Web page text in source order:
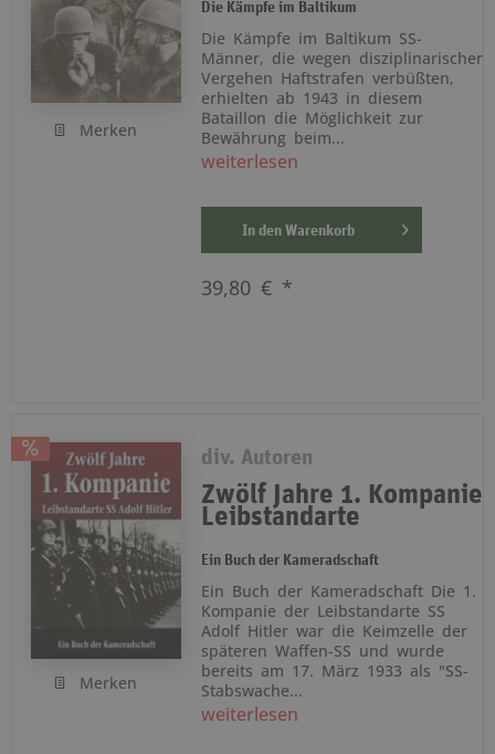
Merken
Die Kämpfe im Baltikum
Die Kämpfe im Baltikum SS-
Männer, die wegen disziplinarischer
Vergehen Haftstrafen verbüßten,
erhielten ab 1943 in diesem
Bataillon die Möglichkeit zur
Bewährung beim...
weiterlesen
In den Warenkorb
39,80 € *
Merken
div. Autoren
Zwölf Jahre 1. Kompanie
Leibstandarte
Ein Buch der Kameradschaft
Ein Buch der Kameradschaft Die 1.
Kompanie der Leibstandarte SS
Adolf Hitler war die Keimzelle der
späteren Waffen-SS und wurde
bereits am 17. März 1933 als "SS-
Stabswache...
weiterlesen